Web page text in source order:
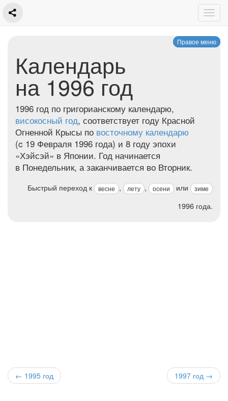
Правое меню
Календарь
на 1996 год
1996 год по григорианскому календарю,
високосный год, соответствует году Красной
Огненной Крысы по восточному календарю
(c 19 Февраля 1996 года) и 8 году эпохи
«Хэйсэй» в Японии. Год начинается
в Понедельник, а заканчивается во Вторник.
Быстрый переход к весне , лету , осени или зиме
1996 года.
← 1995 год 1997 год →